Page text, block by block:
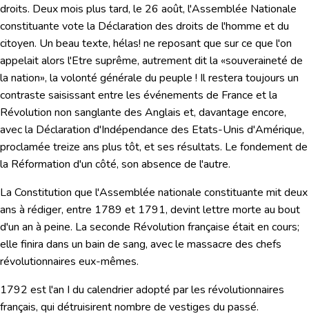
droits. Deux mois plus tard, le 26 août, l'Assemblée Nationale
constituante vote la Déclaration des droits de l'homme et du
citoyen. Un beau texte, hélas! ne reposant que sur ce que l'on
appelait alors l'Etre suprême, autrement dit la «souveraineté de
la nation», la volonté générale du peuple ! Il restera toujours un
contraste saisissant entre les événements de France et la
Révolution non sanglante des Anglais et, davantage encore,
avec la Déclaration d'Indépendance des Etats-Unis d'Amérique,
proclamée treize ans plus tôt, et ses résultats. Le fondement de
la Réformation d'un côté, son absence de l'autre.
La Constitution que l'Assemblée nationale constituante mit deux
ans à rédiger, entre 1789 et 1791, devint lettre morte au bout
d'un an à peine. La seconde Révolution française était en cours;
elle finira dans un bain de sang, avec le massacre des chefs
révolutionnaires eux-mêmes.
1792 est l'an I du calendrier adopté par les révolutionnaires
français, qui détruisirent nombre de vestiges du passé.